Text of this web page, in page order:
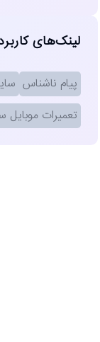
لینک‌های
پیام ناشناس
تعمیرات